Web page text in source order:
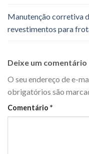
Manutenção corretiva
revestimentos para
Deixe um comentário
O seu endereço de e-
obrigatórios são
Comentário *